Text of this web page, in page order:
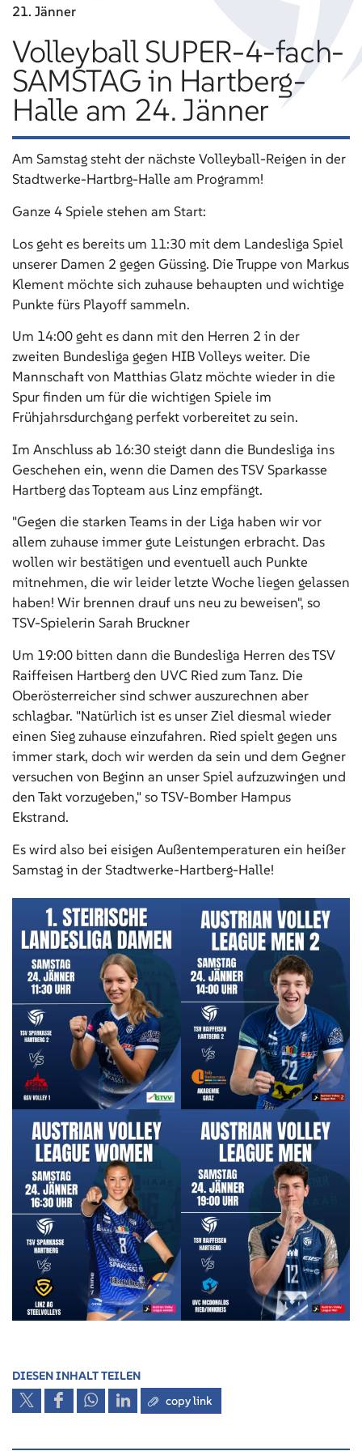
21. Jänner
Volleyball SUPER-4-fach-
SAMSTAG in Hartberg-
Halle am 24. Jänner
Am Samstag steht der nächste Volleyball-Reigen in der
Stadtwerke-Hartbrg-Halle am Programm!
Ganze 4 Spiele stehen am Start:
Los geht es bereits um 11:30 mit dem Landesliga Spiel
unserer Damen 2 gegen Güssing. Die Truppe von Markus
Klement möchte sich zuhause behaupten und wichtige
Punkte fürs Playoff sammeln.
Um 14:00 geht es dann mit den Herren 2 in der
zweiten Bundesliga gegen HIB Volleys weiter. Die
Mannschaft von Matthias Glatz möchte wieder in die
Spur finden um für die wichtigen Spiele im
Frühjahrsdurchgang perfekt vorbereitet zu sein.
Im Anschluss ab 16:30 steigt dann die Bundesliga ins
Geschehen ein, wenn die Damen des TSV Sparkasse
Hartberg das Topteam aus Linz empfängt.
"Gegen die starken Teams in der Liga haben wir vor
allem zuhause immer gute Leistungen erbracht. Das
wollen wir bestätigen und eventuell auch Punkte
mitnehmen, die wir leider letzte Woche liegen gelassen
haben! Wir brennen drauf uns neu zu beweisen", so
TSV-Spielerin Sarah Bruckner
Um 19:00 bitten dann die Bundesliga Herren des TSV
Raiffeisen Hartberg den UVC Ried zum Tanz. Die
Oberösterreicher sind schwer auszurechnen aber
schlagbar. "Natürlich ist es unser Ziel diesmal wieder
einen Sieg zuhause einzufahren. Ried spielt gegen uns
immer stark, doch wir werden da sein und dem Gegner
versuchen von Beginn an unser Spiel aufzuzwingen und
den Takt vorzugeben," so TSV-Bomber Hampus
Ekstrand.
Es wird also bei eisigen Außentemperaturen ein heißer
Samstag in der Stadtwerke-Hartberg-Halle!
DIESEN INHALT TEILEN
copy link